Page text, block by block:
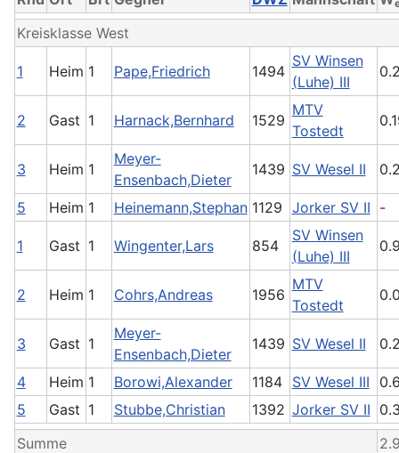
Kreisklasse West
1 Heim 1 Pape,Friedrich 1494
SV Winsen
(Luhe) III
2 Gast 1 Harnack,Bernhard 1529
MTV
Tostedt
3 Heim 1
Meyer-
Ensenbach,Dieter
1439 SV Wesel II
5 Heim 1 Heinemann,Stephan 1129 Jorker SV II -
1 Gast 1 Wingenter,Lars 854
SV Winsen
(Luhe) III
2 Heim 1 Cohrs,Andreas 1956
MTV
Tostedt
3 Gast 1
Meyer-
Ensenbach,Dieter
1439 SV Wesel II
4 Heim 1 Borowi,Alexander 1184 SV Wesel III
5
Gast 1 Stubbe,Christian 1392 Jorker SV II
Summe